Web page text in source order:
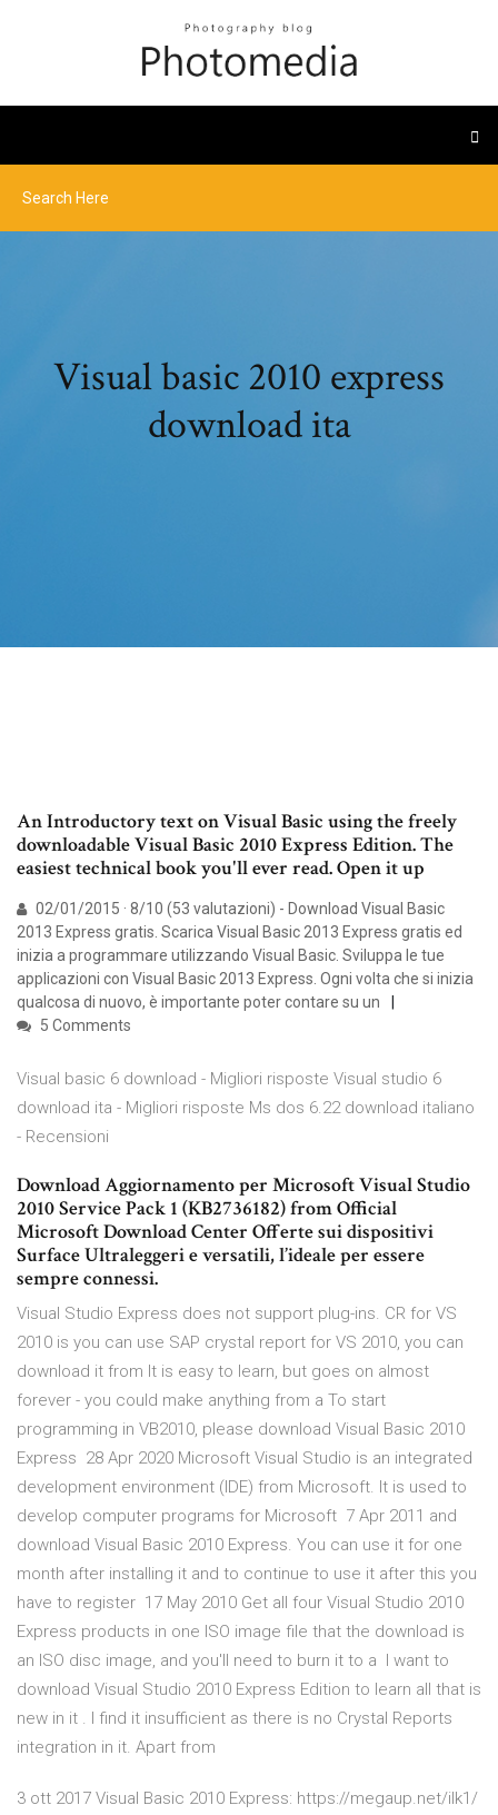
Visual basic 2010 express
download ita
An Introductory text on Visual Basic using the freely
downloadable Visual Basic 2010 Express Edition. The
easiest technical book you'll ever read. Open it up
02/01/2015 · 8/10 (53 valutazioni) - Download Visual Basic
2013 Express gratis. Scarica Visual Basic 2013 Express gratis ed
inizia a programmare utilizzando Visual Basic. Sviluppa le tue
applicazioni con Visual Basic 2013 Express. Ogni volta che si inizia
qualcosa di nuovo, è importante poter contare su un
5 Comments
Visual basic 6 download - Migliori risposte Visual studio 6
download ita - Migliori risposte Ms dos 6.22 download italiano
- Recensioni
Download Aggiornamento per Microsoft Visual Studio
2010 Service Pack 1 (KB2736182) from Official
Microsoft Download Center Offerte sui dispositivi
Surface Ultraleggeri e versatili, l’ideale per essere
sempre connessi.
Visual Studio Express does not support plug-ins. CR for VS
2010 is you can use SAP crystal report for VS 2010, you can
download it from It is easy to learn, but goes on almost
forever - you could make anything from a To start
programming in VB2010, please download Visual Basic 2010
Express 28 Apr 2020 Microsoft Visual Studio is an integrated
development environment (IDE) from Microsoft. It is used to
develop computer programs for Microsoft 7 Apr 2011 and
download Visual Basic 2010 Express. You can use it for one
month after installing it and to continue to use it after this you
have to register 17 May 2010 Get all four Visual Studio 2010
Express products in one ISO image file that the download is
an ISO disc image, and you'll need to burn it to a I want to
download Visual Studio 2010 Express Edition to learn all that is
new in it . I find it insufficient as there is no Crystal Reports
integration in it. Apart from
3 ott 2017 Visual Basic 2010 Express: https://megaup.net/ilk1/